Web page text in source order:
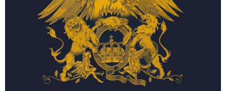
15. Friends Will Be Friends (Mercury, Deacon) 4:09
16. The Show Must Go On (Queen) 4:24
17. One Vision (Queen) 4:02